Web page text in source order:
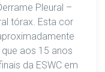
Pleural –
tórax. Esta cor
aos 15 anos
da ESWC em